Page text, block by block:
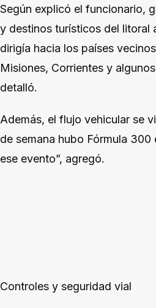
Según explicó el funcionario,
y destinos turísticos del litoral
dirigía hacia los países
Misiones, Corrientes y
detalló.
Además, el flujo vehicular se
de semana hubo Fórmula
ese evento”, agregó.
Controles y seguridad vial